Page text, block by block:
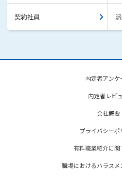
契約社員
内定者アンケ
内定者レビ
会社概要
プライバシーポ
有料職業紹介に関
職場におけるハラス